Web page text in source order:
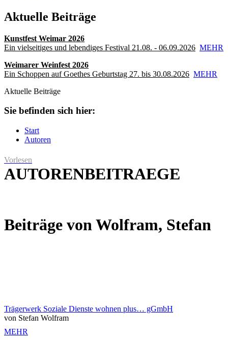
Aktuelle Beiträge
Kunstfest Weimar 2026
Ein vielseitiges und lebendiges Festival 21.08. - 06.09.2026 MEHR
Weimarer Weinfest 2026
Ein Schoppen auf Goethes Geburtstag 27. bis 30.08.2026 MEHR
Aktuelle Beiträge
Sie befinden sich hier:
Start
Autoren
Vorlesen
AUTORENBEITRAEGE
Beiträge von Wolfram, Stefan
Trägerwerk Soziale Dienste wohnen plus… gGmbH
von Stefan Wolfram
MEHR